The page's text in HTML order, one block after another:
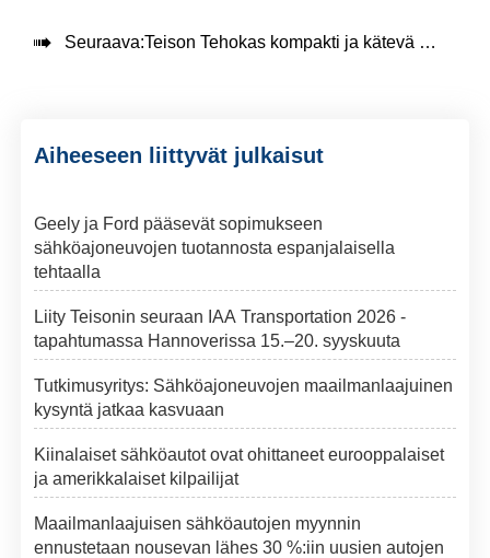
 Seuraava:Teison Tehokas kompakti ja kätevä 40kw DC pikalataus
Aiheeseen liittyvät julkaisut
Geely ja Ford pääsevät sopimukseen
sähköajoneuvojen tuotannosta espanjalaisella
tehtaalla
Liity Teisonin seuraan IAA Transportation 2026 -
tapahtumassa Hannoverissa 15.–20. syyskuuta
Tutkimusyritys: Sähköajoneuvojen maailmanlaajuinen
kysyntä jatkaa kasvuaan
Kiinalaiset sähköautot ovat ohittaneet eurooppalaiset
ja amerikkalaiset kilpailijat
Maailmanlaajuisen sähköautojen myynnin
ennustetaan nousevan lähes 30 %:iin uusien autojen